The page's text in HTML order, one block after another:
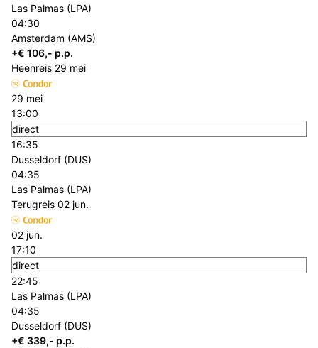
Las Palmas (LPA)
04:30
Amsterdam (AMS)
+€ 106,- p.p.
Heenreis 29 mei
29 mei
13:00
direct
16:35
Dusseldorf (DUS)
04:35
Las Palmas (LPA)
Terugreis 02 jun.
02 jun.
17:10
direct
22:45
Las Palmas (LPA)
04:35
Dusseldorf (DUS)
+€ 339,- p.p.